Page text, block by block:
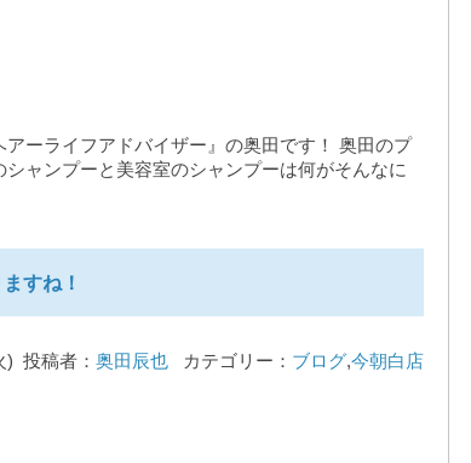
ーライフアドバイザー』の奥田です！ 奥田のプ
ャンプーと美容室のシャンプーは何がそんなに
すね！
) 投稿者： 奥田辰也カテゴリー： ブログ,今朝白店